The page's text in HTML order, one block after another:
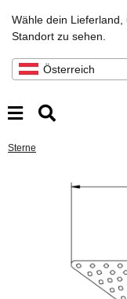
Wähle dein Lieferland,
Standort zu sehen.
Österreich
Sterne